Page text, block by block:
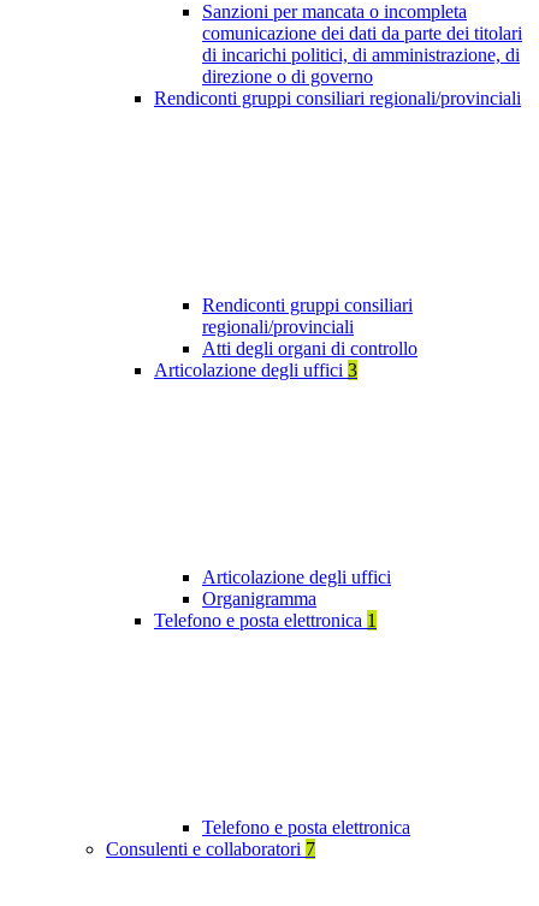
Sanzioni per mancata o incompleta
comunicazione dei dati da parte dei titolari
di incarichi politici, di amministrazione, di
direzione o di governo
Rendiconti gruppi consiliari regionali/provinciali
Rendiconti gruppi consiliari
regionali/provinciali
Atti degli organi di controllo
Articolazione degli uffici 3
Articolazione degli uffici
Organigramma
Telefono e posta elettronica 1
Telefono e posta elettronica
Consulenti e collaboratori 7